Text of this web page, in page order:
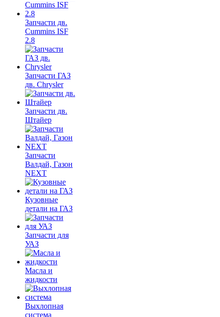
Запчасти дв.
Cummins ISF
2.8
Запчасти ГАЗ
дв. Chrysler
Запчасти дв.
Штайер
Запчасти
Валдай, Газон
NEXT
Кузовные
детали на ГАЗ
Запчасти для
УАЗ
Масла и
жидкости
Выхлопная
система